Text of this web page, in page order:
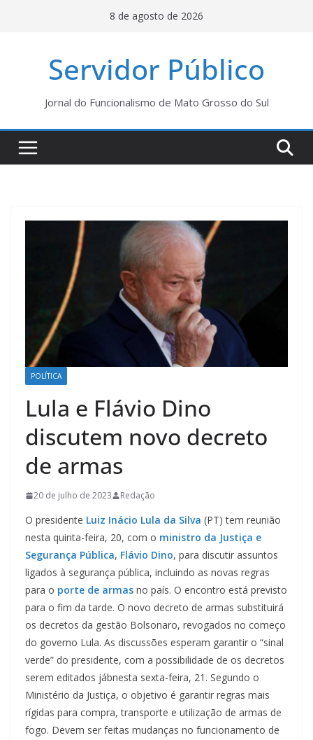
8 de agosto de 2026
Servidor Público
Jornal do Funcionalismo de Mato Grosso do Sul
POLÍTICA
Lula e Flávio Dino
discutem novo decreto
de armas
20 de julho de 2023 Redação
O presidente Luiz Inácio Lula da Silva (PT) tem reunião
nesta quinta-feira, 20, com o ministro da Justiça e
Segurança Pública, Flávio Dino, para discutir assuntos
ligados à segurança pública, incluindo as novas regras
para o porte de armas no país. O encontro está previsto
para o fim da tarde. O novo decreto de armas substituirá
os decretos da gestão Bolsonaro, revogados no começo
do governo Lula. As discussões esperam garantir o “sinal
verde” do presidente, com a possibilidade de os decretos
serem editados jábnesta sexta-feira, 21. Segundo o
Ministério da Justiça, o objetivo é garantir regras mais
rígidas para compra, transporte e utilização de armas de
fogo. Devem ser feitas mudanças no funcionamento de